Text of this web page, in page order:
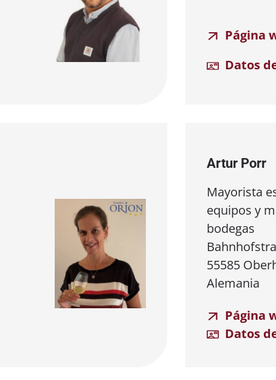
Página
Datos
Artur Porr
Mayorista
equipos y
bodegas
55585
Alemania
Página
Datos